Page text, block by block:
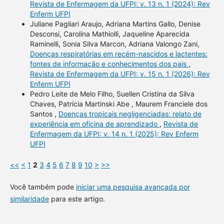
Revista de Enfermagem da UFPI: v. 13 n. 1 (2024): Rev
Enferm UFPI
Juliane Pagliari Araujo, Adriana Martins Gallo, Denise
Desconsi, Carolina Mathiolli, Jaqueline Aparecida
Raminelli, Sonia Silva Marcon, Adriana Valongo Zani,
Doenças respiratórias em recém-nascidos e lactentes:
fontes de informação e conhecimentos dos pais ,
Revista de Enfermagem da UFPI: v. 15 n. 1 (2026): Rev
Enferm UFPI
Pedro Leite de Melo Filho, Suellen Cristina da Silva
Chaves, Patrícia Martinski Abe , Maurem Franciele dos
Santos , Doenças tropicais negligenciadas: relato de
experiência em oficina de aprendizado , Revista de
Enfermagem da UFPI: v. 14 n. 1 (2025): Rev Enferm
UFPI
<< < 1 2 3 4 5 6 7 8 9 10 > >>
Você também pode iniciar uma pesquisa avançada por
similaridadepara este artigo.